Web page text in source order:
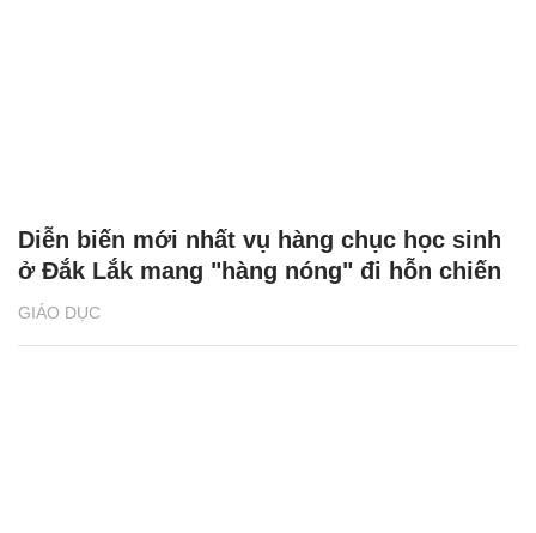
GIÁO DỤC
Diễn biến mới nhất vụ hàng chục học sinh
ở Đắk Lắk mang "hàng nóng" đi hỗn chiến